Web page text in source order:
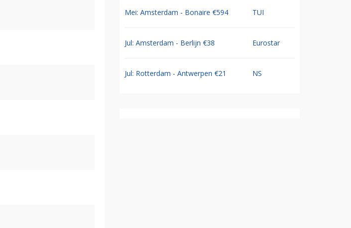
Mei: Amsterdam - Bonaire €594 TUI
Jul: Amsterdam - Berlijn €38 Eurostar
Jul: Rotterdam - Antwerpen €21 NS